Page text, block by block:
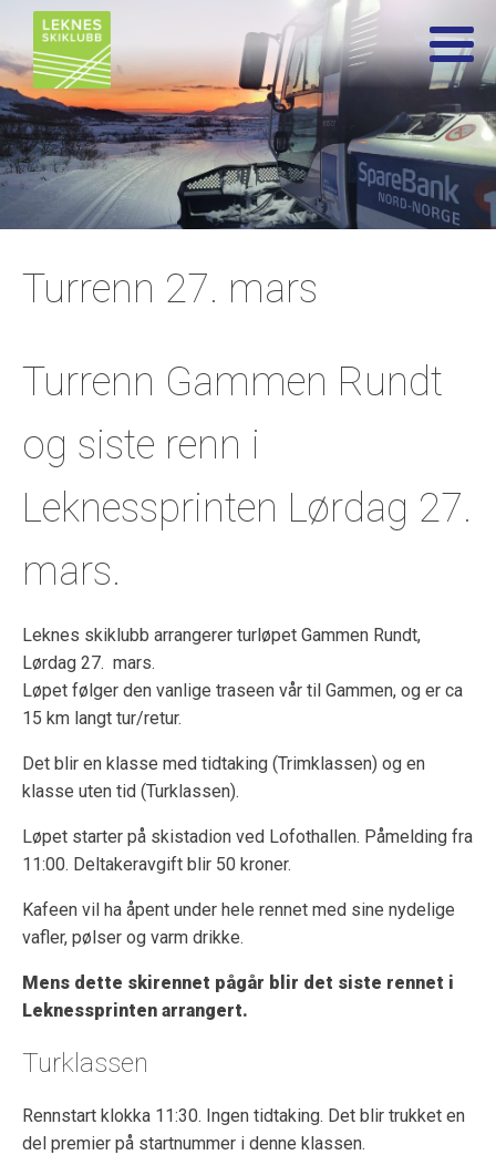
Turrenn 27. mars
Turrenn Gammen Rundt
og siste renn i
Leknessprinten Lørdag 27.
mars.
Leknes skiklubb arrangerer turløpet Gammen Rundt,
Lørdag 27. mars.
Løpet følger den vanlige traseen vår til Gammen, og er ca
15 km langt tur/retur.
Det blir en klasse med tidtaking (Trimklassen) og en
klasse uten tid (Turklassen).
Løpet starter på skistadion ved Lofothallen. Påmelding fra
11:00. Deltakeravgift blir 50 kroner.
Kafeen vil ha åpent under hele rennet med sine nydelige
vafler, pølser og varm drikke.
Mens dette skirennet pågår blir det siste rennet i
Leknessprinten arrangert.
Turklassen
Rennstart klokka 11:30. Ingen tidtaking. Det blir trukket en
del premier på startnummer i denne klassen.